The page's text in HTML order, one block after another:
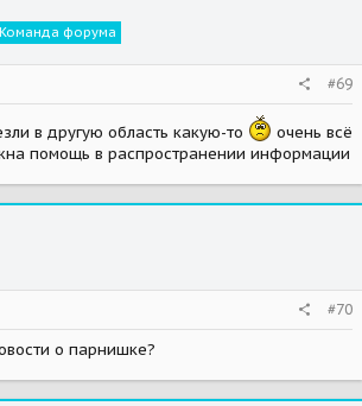
Команда форума
#69
в другую область какую-то
очень всё
помощь в распространении информации
#70
о парнишке?